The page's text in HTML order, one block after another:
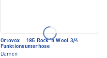
Ortovox · 185 Rock 'n Wool 3/4
Funktionsunterhose
Damen